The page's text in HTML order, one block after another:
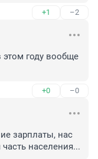
+1 –2
этом году вообще
+0 –0
зарплаты, нас
населения...